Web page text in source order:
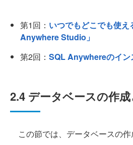
第1回： いつでもどこでも使
Anywhere Studio」
第2回： SQL Anywhereのイン
2.4 データベースの作
この節では、データベースの